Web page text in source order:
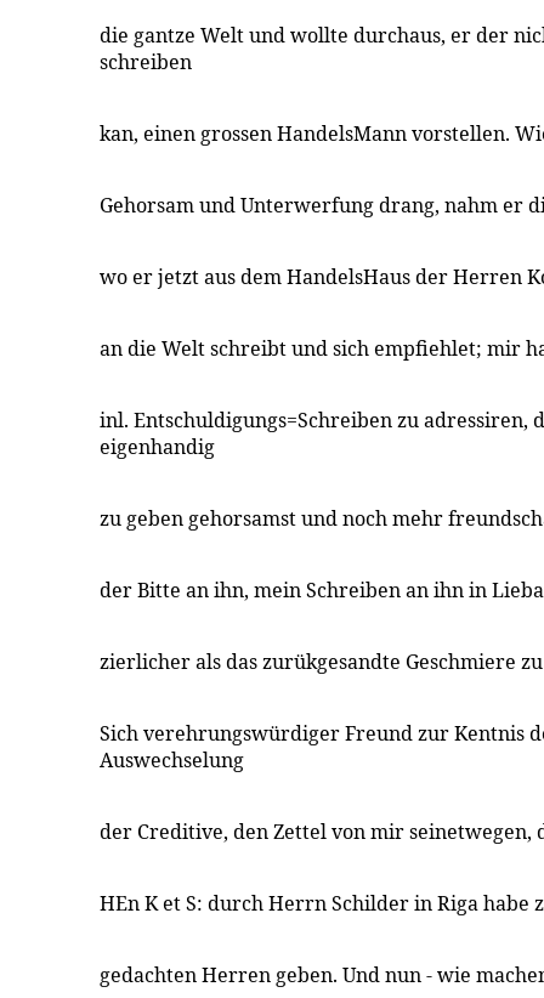
die gantze Welt und wollte durchaus, er der
schreiben
kan, einen grossen HandelsMann vorstellen.
Gehorsam und Unterwerfung drang, nahm er
wo er jetzt aus dem HandelsHaus der Herren
an die Welt schreibt und sich empfiehlet; mir
inl. Entschuldigungs=Schreiben zu adressiren,
eigenhandig
zu geben gehorsamst und noch mehr
der Bitte an ihn, mein Schreiben an ihn in
zierlicher als das zurükgesandte Geschmiere
Sich verehrungswürdiger Freund zur Kentnis
Auswechselung
der Creditive, den Zettel von mir seinetwegen,
HEn K et S: durch Herrn Schilder in Riga habe
gedachten Herren geben. Und nun - wie